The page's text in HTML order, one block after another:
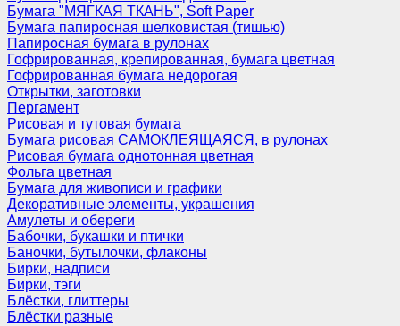
Бумага "МЯГКАЯ ТКАНЬ", Soft Paper
Бумага папиросная шелковистая (тишью)
Папиросная бумага в рулонах
Гофрированная, крепированная, бумага цветная
Гофрированная бумага недорогая
Открытки, заготовки
Пергамент
Рисовая и тутовая бумага
Бумага рисовая САМОКЛЕЯЩАЯСЯ, в рулонах
Рисовая бумага однотонная цветная
Фольга цветная
Бумага для живописи и графики
Декоративные элементы, украшения
Амулеты и обереги
Бабочки, букашки и птички
Баночки, бутылочки, флаконы
Бирки, надписи
Бирки, тэги
Блёстки, глиттеры
Блёстки разные